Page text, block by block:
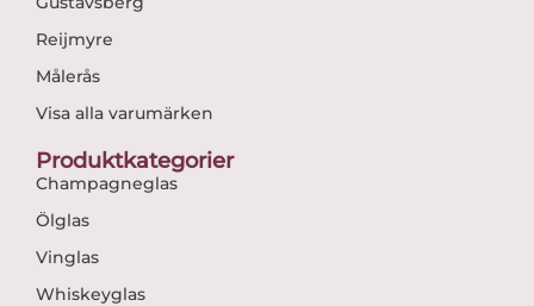
Reijmyre
Målerås
Visa alla varumärken
Produktkategorier
Champagneglas
Ölglas
Vinglas
Whiskeyglas